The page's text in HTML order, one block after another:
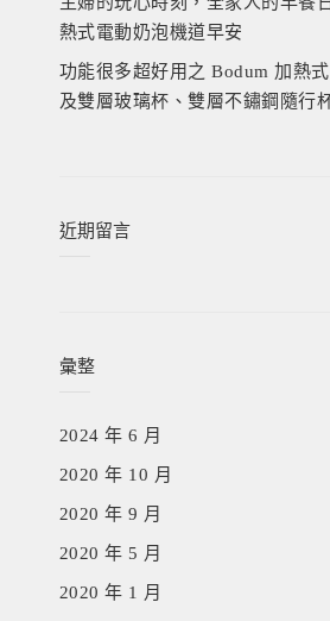
熱式電動奶泡機道早安
功能很多超好用之 Bodum 加熱
及雙層玻璃杯、雙層不鏽鋼隨行
近期留言
彙整
2024 年 6 月
2020 年 10 月
2020 年 9 月
2020 年 5 月
2020 年 1 月